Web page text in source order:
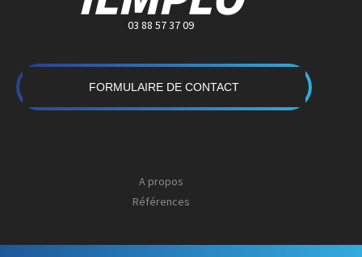
03 88 57 37 09
FORMULAIRE DE CONTACT
A propos
Références